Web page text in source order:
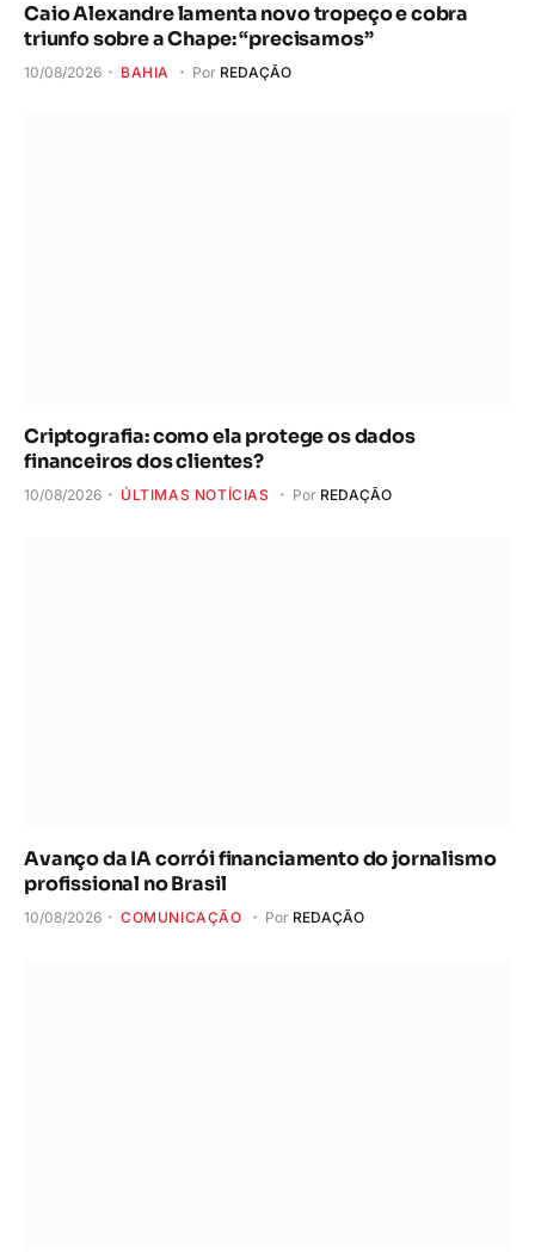
Caio Alexandre lamenta novo tropeço e cobra
triunfo sobre a Chape: “precisamos”
10/08/2026 BAHIA Por REDAÇÃO
Criptografia: como ela protege os dados
financeiros dos clientes?
10/08/2026 ÚLTIMAS NOTÍCIAS Por REDAÇÃO
Avanço da IA corrói financiamento do jornalismo
profissional no Brasil
10/08/2026 COMUNICAÇÃO Por REDAÇÃO